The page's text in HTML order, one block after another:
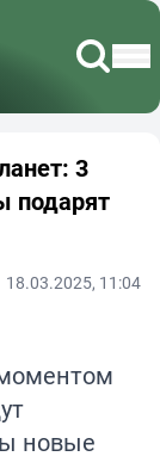
3
подарят
18.03.2025, 11:04
новые